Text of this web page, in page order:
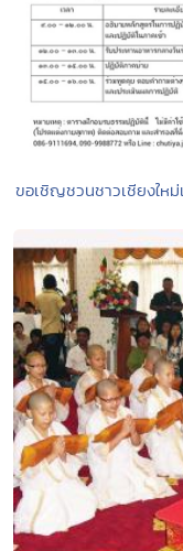
ขอเชิญชวนชาวเชียงให